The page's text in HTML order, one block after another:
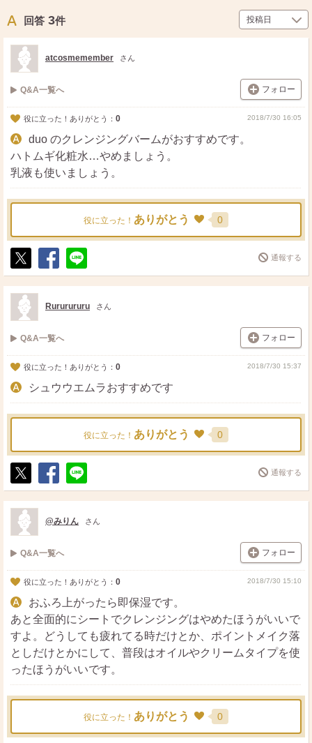
回答 3件
atcosmemember さん
Q&A一覧へ フォロー
役に立った！ありがとう： 0 2018/7/30 16:05
duo のクレンジングバームがおすすめです。
ハトムギ化粧水…やめましょう。
乳液も使いましょう。
役に立った！ ありがとう 0
ポ
ス
ト
シ
ェ
送
る
通報する
Rururururu さん
Q&A一覧へ フォロー
役に立った！ありがとう： 0 2018/7/30 15:37
シュウウエムラおすすめです
役に立った！ ありがとう 0
ポ
ス
ト
シ
ェ
送
る
通報する
@みりん さん
Q&A一覧へ フォロー
役に立った！ありがとう： 0 2018/7/30 15:10
おふろ上がったら即保湿です。
あと全面的にシートでクレンジングはやめたほうがいいで
すよ。どうしても疲れてる時だけとか、ポイントメイク落
としだけとかにして、普段はオイルやクリームタイプを使
ったほうがいいです。
役に立った！ ありがとう 0